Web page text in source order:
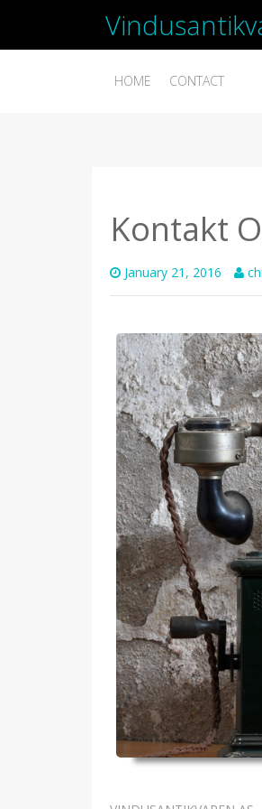
HOME CONTACT
Kontakt
January 21, 2016